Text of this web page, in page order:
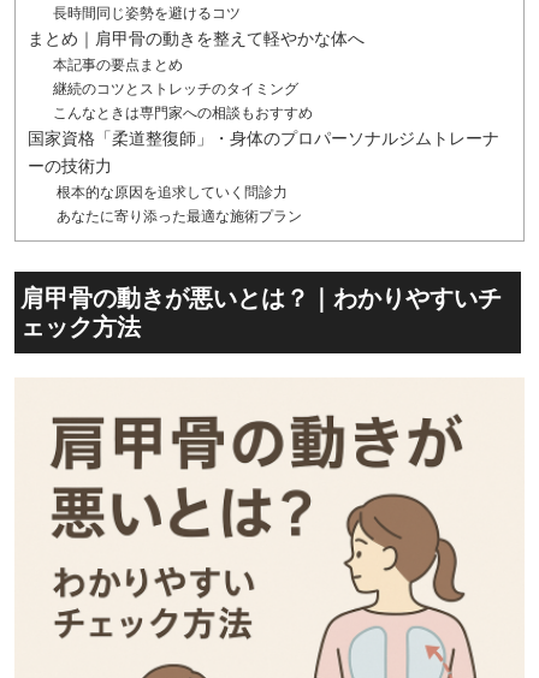
長時間同じ姿勢を避けるコツ
まとめ｜肩甲骨の動きを整えて軽やかな体へ
本記事の要点まとめ
継続のコツとストレッチのタイミング
こんなときは専門家への相談もおすすめ
国家資格「柔道整復師」・身体のプロパーソナルジムトレーナ
ーの技術力
根本的な原因を追求していく問診力
あなたに寄り添った最適な施術プラン
肩甲骨の動きが悪いとは？｜わかりやすいチ
ェック方法